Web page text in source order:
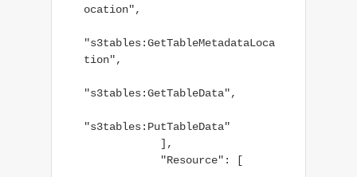
ocation",
"s3tables:GetTableMetadataLoca
tion",
"s3tables:GetTableData",
"s3tables:PutTableData"